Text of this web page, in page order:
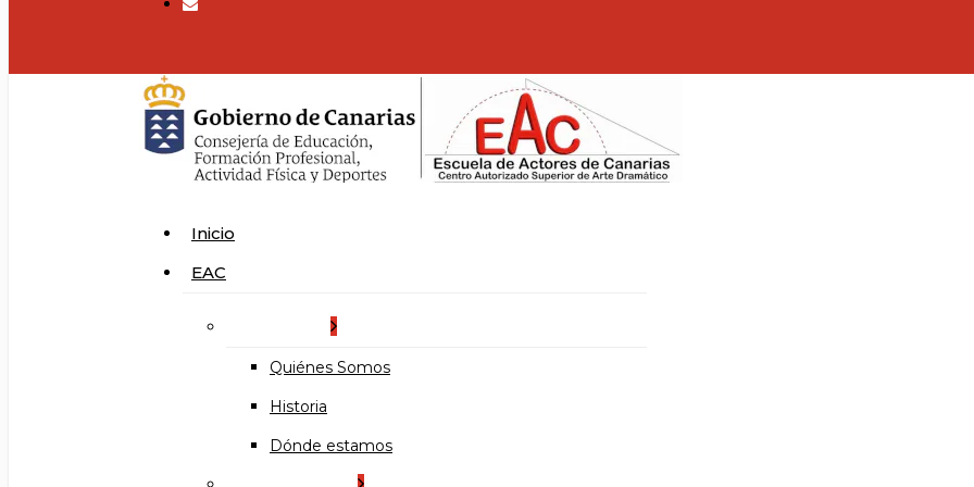
search
Menu
Inicio
EAC
Quiénes Somos
Historia
Dónde estamos